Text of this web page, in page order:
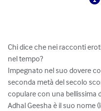
Chi dice che nei racconti
nel tempo?
Impegnato nel suo dovere
seconda metà del secolo
copulare con una bellissima
Adhal Geesha è il suo nome